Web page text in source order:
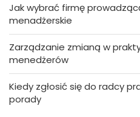
Jak wybrać firmę
menadżerskie
Zarządzanie zmianą w
menedżerów
Kiedy zgłosić się do radcy
porady